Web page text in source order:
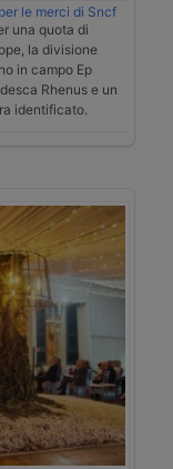
le merci di Sncf
una quota di
la divisione
in campo Ep
Rhenus e un
identificato.